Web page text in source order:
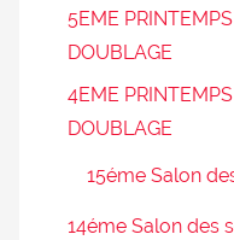
5EME
DOUBLAGE
4EME
DOUBLAGE
15éme Salon
14éme Salon des